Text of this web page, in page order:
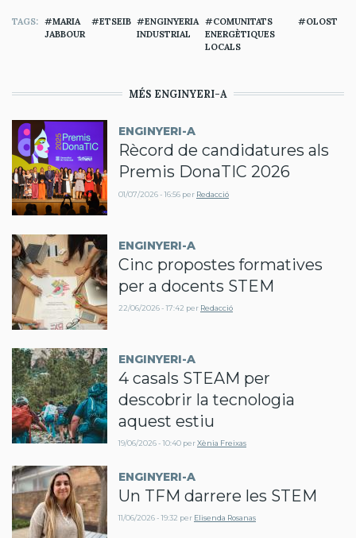
TAGS
MARIA
JABBOUR
ETSEIB
ENGINYERIA
INDUSTRIAL
COMUNITATS
ENERGÈTIQUES
LOCALS
OLOST
MÉS ENGINYERI-A
ENGINYERI-A
Rècord de candidatures als
Premis DonaTIC 2026
01/07/2026 - 16:56 per Redacció
ENGINYERI-A
Cinc propostes formatives
per a docents STEM
22/06/2026 - 17:42 per Redacció
ENGINYERI-A
4 casals STEAM per
descobrir la tecnologia
aquest estiu
19/06/2026 - 10:40 perXènia Freixas
ENGINYERI-A
Un TFM darrere les STEM
11/06/2026 - 19:32 per Elisenda Rosanas